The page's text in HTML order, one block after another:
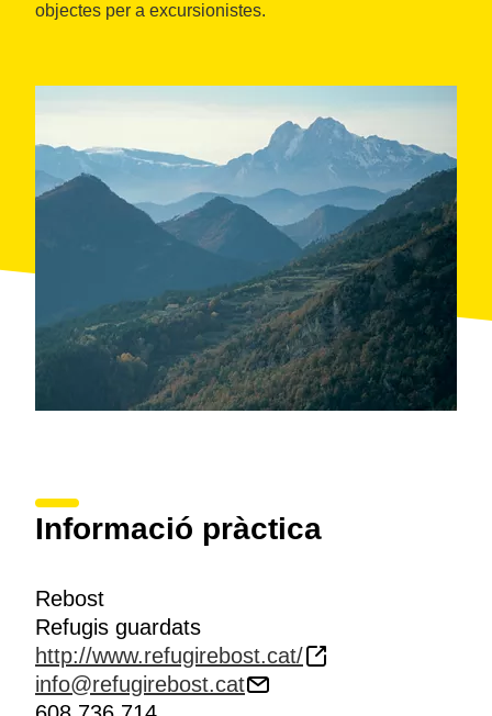
objectes per a excursionistes.
Informació pràctica
Rebost
Refugis guardats
http://www.refugirebost.cat/
info@refugirebost.cat